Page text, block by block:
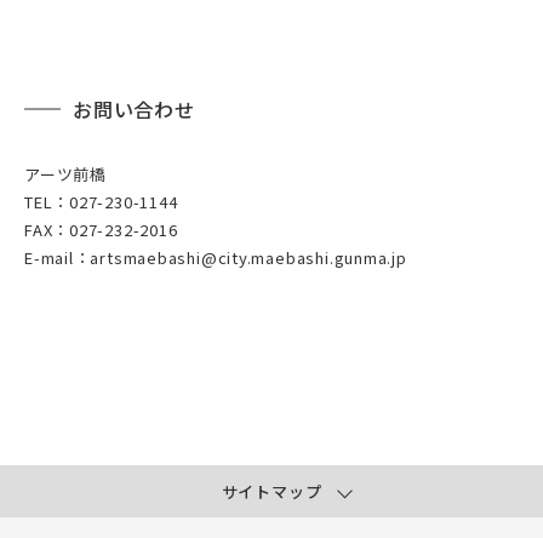
お問い合わせ
アーツ前橋
TEL：027-230-1144
FAX：027-232-2016
E-mail：artsmaebashi@city.maebashi.gunma.jp
サイトマップ